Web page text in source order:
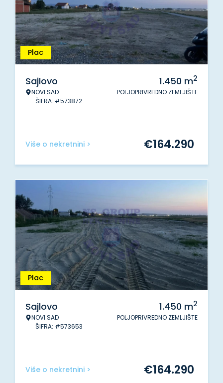
Plac
Sajlovo
NOVI SAD
ŠIFRA: #573872
1.450 m2
POLJOPRIVREDNO ZEMLJIŠTE
Više o nekretnini > €164.290
Plac
Sajlovo
NOVI SAD
ŠIFRA: #573653
1.450 m2
POLJOPRIVREDNO ZEMLJIŠTE
Više o nekretnini > €164.290